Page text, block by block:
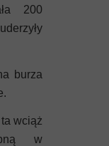
200
burza
wciąż
w